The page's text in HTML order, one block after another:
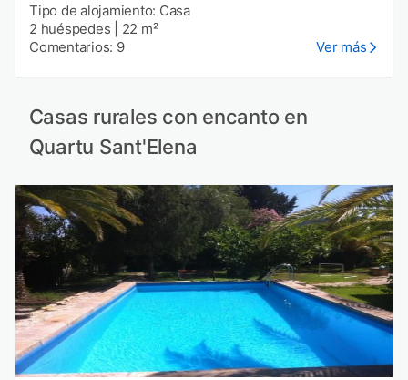
Tipo de alojamiento: Casa
2 huéspedes
22 m²
Comentarios: 9
Ver más
Casas rurales con encanto en
Quartu Sant'Elena